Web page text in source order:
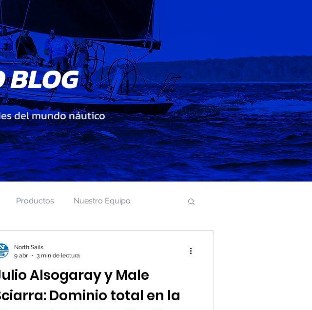
BLOG
del mundo náutico
Productos Nuestro Equipo
Alsogaray y Male
Dominio total en la
North Sails
9 abr
3 min de lectura